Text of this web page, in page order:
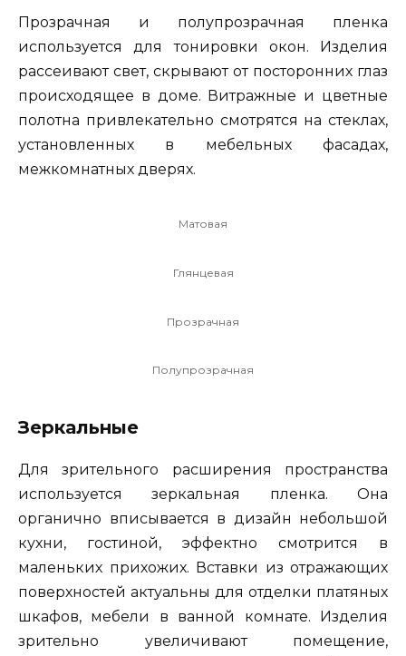
Прозрачная и полупрозрачная пленка
используется для тонировки окон. Изделия
рассеивают свет, скрывают от посторонних глаз
происходящее в доме. Витражные и цветные
полотна привлекательно смотрятся на стеклах,
установленных в мебельных фасадах,
межкомнатных дверях.
Матовая
Глянцевая
Прозрачная
Полупрозрачная
Зеркальные
Для зрительного расширения пространства
используется зеркальная пленка. Она
органично вписывается в дизайн небольшой
кухни, гостиной, эффектно смотрится в
маленьких прихожих. Вставки из отражающих
поверхностей актуальны для отделки платяных
шкафов, мебели в ванной комнате. Изделия
зрительно увеличивают помещение,